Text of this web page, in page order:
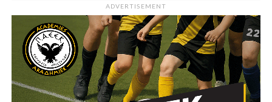
ADVERTISEMENT